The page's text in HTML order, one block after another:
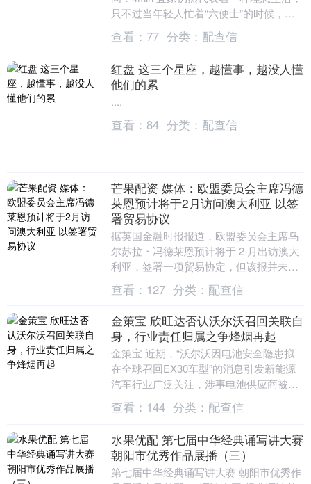
只不过当年轻人忙着“六便士”的时候，理
想的生活就成了遥远的“月亮”。 “知道....
查看： 77 分类： 配查信
红盘 这三个星座，越懂事，越没人懂
他们的累
....
查看： 84 分类： 配查信
芒果配资 媒体：欧盟委员会主席冯德
莱恩预计将于2月访问澳大利亚 以签
署贸易协议
据英国金融时报报道，欧盟委员会主席乌
尔苏拉・冯德莱恩预计将于 2 月出访澳大
利亚，签署一项贸易协定，但该报并未透
露消息来源。不过，报道指出芒果配资，
布鲁塞尔与堪....
查看： 127 分类： 配查信
金策宝 欣旺达否认沃尔沃召回关联自
身，行业责任归属之争烽烟再起
金策宝 近期，“沃尔沃因电池安全隐患拟
在全球召回EX30车型”的消息引发新能源
汽车行业广泛关注，涉事电池供应商被指
向欣旺达（300207），一时间市场议论纷
纷。....
查看： 144 分类： 配查信
水果优配 第七届中华经典诵写讲大赛
朝阳市优秀作品展播（三）
第七届中华经典诵写讲大赛 朝阳市优秀作